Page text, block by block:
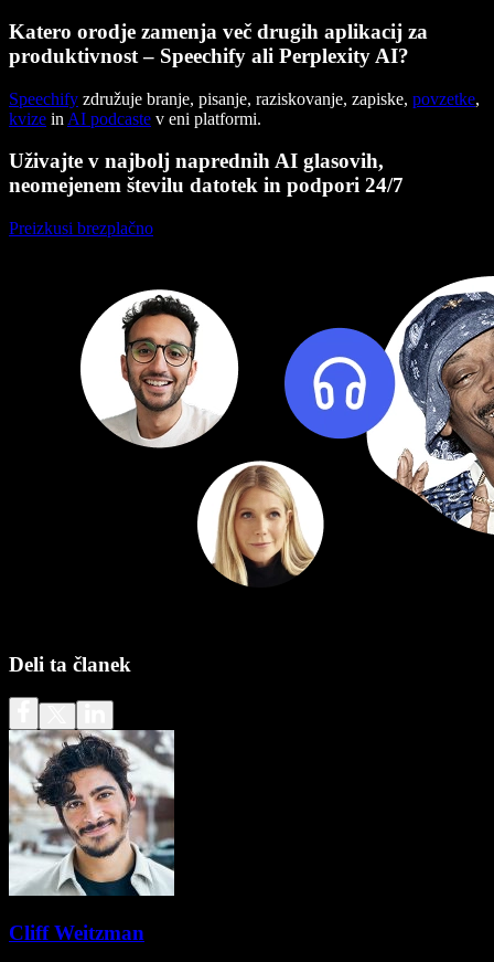
Katero orodje zamenja več drugih aplikacij za
produktivnost – Speechify ali Perplexity AI?
Speechify združuje branje, pisanje, raziskovanje, zapiske, povzetke,
kvize in AI podcaste v eni platformi.
Uživajte v najbolj naprednih AI glasovih,
neomejenem številu datotek in podpori 24/7
Preizkusi brezplačno
Deli ta članek
Cliff Weitzman